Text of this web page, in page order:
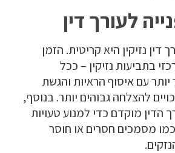
לעורך דין
דין נזיקין היא קריטית. הזמן
בתביעות נזיקין – ככל
עם איסוף הראיות והגשת
להצלחה גבוהים יותר. בנוסף,
הדין מוקדם כדי למנוע טעויות
מסמכים חסרים או חוסר